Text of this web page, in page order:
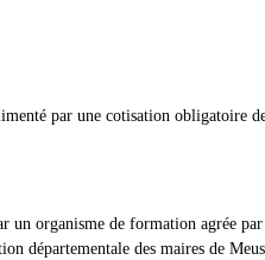
par une cotisation obligatoire
un organisme de formation agrée
départementale des maires de